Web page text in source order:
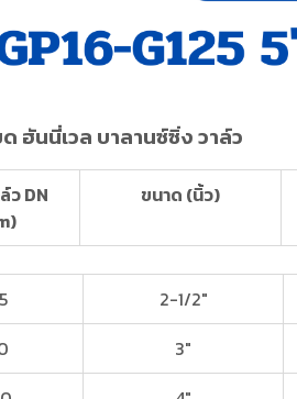
ฮันนี่เวล บาลานซ์ซิ่ง วาล์ว
ว DN
ขนาด (นิ้ว)
2-1/2″
3″